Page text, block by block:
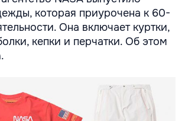
которая приурочена к 60-
Она включает куртки,
кепки и перчатки. Об этом